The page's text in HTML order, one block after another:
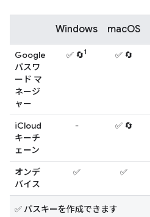
Windows macOS
Google
パスワ
ード マ
ネージ
ャー
✅ 🔄1 ✅ 🔄
iCloud
キーチ
ェーン
- ✅ 🔄
オンデ
バイス
✅ ✅
✅ パスキーを作成できます